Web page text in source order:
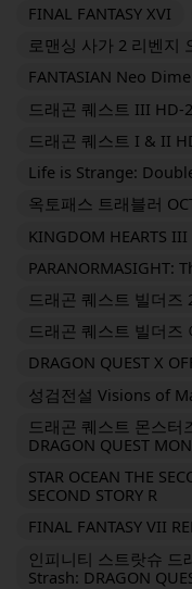
FINAL FANTASY XVI
로맨싱 사가 2 리벤지
FANTASIAN Neo
드래곤 퀘스트 III HD-
드래곤 퀘스트 I & II
Life is Strange:
옥토패스 트래블러
KINGDOM HEARTS III
PARANORMASIGHT:
드래곤 퀘스트 빌더즈
드래곤 퀘스트 빌더즈
DRAGON QUEST X
성검전설 Visions of
드래곤 퀘스트 몬스터
DRAGON QUEST
STAR OCEAN THE
SECOND STORY R
FINAL FANTASY VII
인피니티 스트랏슈
Strash: DRAGON